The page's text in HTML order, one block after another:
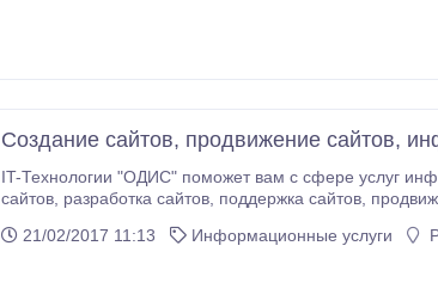
Создание сайтов, продвижение сайтов,
IT-Технологии "ОДИС" поможет вам с сфере услуг информационных технологий. Сфера услуг IT-Технологии "ОДИС": создание
сайтов, разработка сайтов, поддержка сайтов, продвижение сайтов, раскрутка сайтов, удаление вирусов, веб-студия, удалённое
21/02/2017 11:13
Информационные услуги